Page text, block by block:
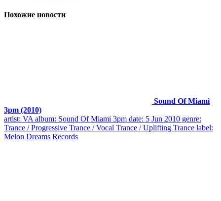
Похожие новости
Sound Of Miami
3pm (2010)
artist: VA album: Sound Of Miami 3pm date: 5 Jun 2010 genre:
Trance / Progressive Trance / Vocal Trance / Uplifting Trance label:
Melon Dreams Records